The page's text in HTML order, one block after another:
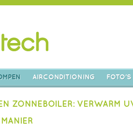
AIRCONDITIONING FOTO'S
ZONNEBOILER: VERWARM